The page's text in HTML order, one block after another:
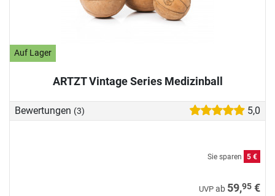
Auf Lager
ARTZT Vintage Series Medizinball
Bewertungen (3) 5,0
Sie sparen 5 €
UVP ab 59,95 €